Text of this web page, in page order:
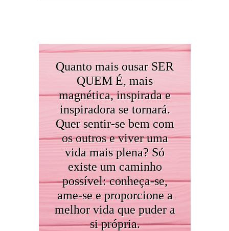
Quanto mais ousar SER
QUEM É, mais
magnética, inspirada e
inspiradora se tornará.
Quer sentir-se bem com
os outros e viver uma
vida mais plena? Só
existe um caminho
possível: conheça-se,
ame-se e proporcione a
melhor vida que puder a
si própria.